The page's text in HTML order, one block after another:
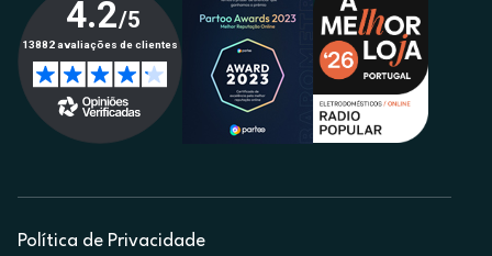
Política de Privacidade